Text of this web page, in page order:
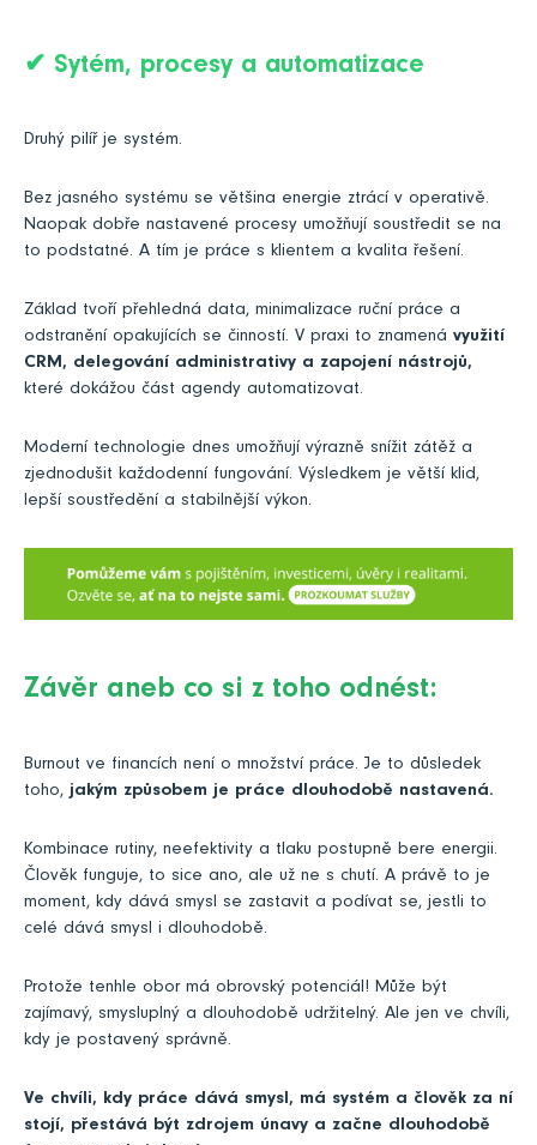
✔ Sytém, procesy a automatizace
Druhý pilíř je systém.
Bez jasného systému se většina energie ztrácí v operativě.
Naopak dobře nastavené procesy umožňují soustředit se na
to podstatné. A tím je práce s klientem a kvalita řešení.
Základ tvoří přehledná data, minimalizace ruční práce a
odstranění opakujících se činností. V praxi to znamená využití
CRM, delegování administrativy a zapojení nástrojů,
které dokážou část agendy automatizovat.
Moderní technologie dnes umožňují výrazně snížit zátěž a
zjednodušit každodenní fungování. Výsledkem je větší klid,
lepší soustředění a stabilnější výkon.
Závěr aneb co si z toho odnést:
Burnout ve financích není o množství práce. Je to důsledek
toho, jakým způsobem je práce dlouhodobě nastavená.
Kombinace rutiny, neefektivity a tlaku postupně bere energii.
Člověk funguje, to sice ano, ale už ne s chutí. A právě to je
moment, kdy dává smysl se zastavit a podívat se, jestli to
celé dává smysl i dlouhodobě.
Protože tenhle obor má obrovský potenciál! Může být
zajímavý, smysluplný a dlouhodobě udržitelný. Ale jen ve chvíli,
kdy je postavený správně.
Ve chvíli, kdy práce dává smysl, má systém a člověk za ní
stojí, přestává být zdrojem únavy a začne dlouhodobě